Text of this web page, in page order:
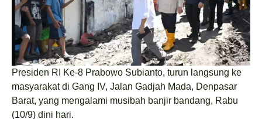
Presiden RI Ke-8 Prabowo Subianto, turun langsung ke
masyarakat di Gang IV, Jalan Gadjah Mada, Denpasar
Barat, yang mengalami musibah banjir bandang, Rabu
(10/9) dini hari.